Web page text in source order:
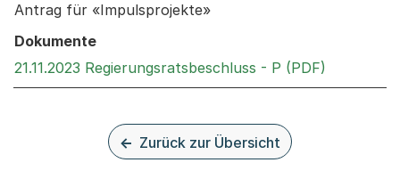
Antrag für «Impulsprojekte»
Dokumente
21.11.2023 Regierungsratsbeschluss - P (PDF)
Zurück zur Übersicht